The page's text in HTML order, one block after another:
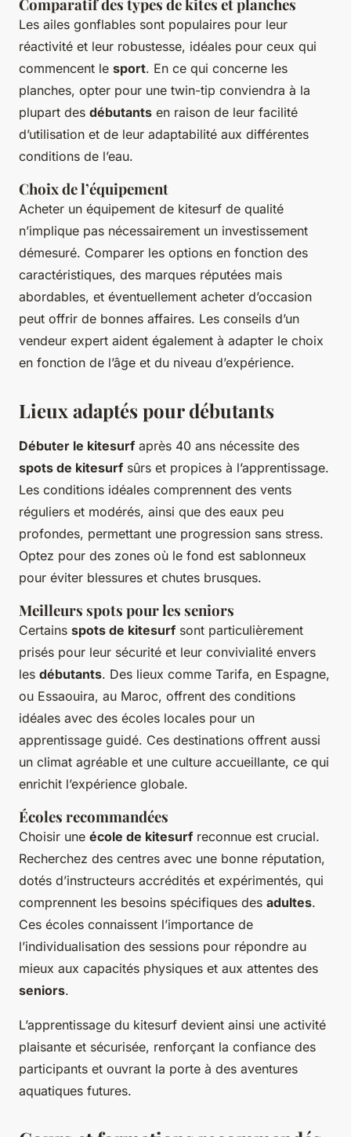
Comparatif des types de kites et planches
Les ailes gonflables sont populaires pour leur
réactivité et leur robustesse, idéales pour ceux qui
commencent le sport. En ce qui concerne les
planches, opter pour une twin-tip conviendra à la
plupart des débutants en raison de leur facilité
d’utilisation et de leur adaptabilité aux différentes
conditions de l’eau.
Choix de l’équipement
Acheter un équipement de kitesurf de qualité
n’implique pas nécessairement un investissement
démesuré. Comparer les options en fonction des
caractéristiques, des marques réputées mais
abordables, et éventuellement acheter d’occasion
peut offrir de bonnes affaires. Les conseils d’un
vendeur expert aident également à adapter le choix
en fonction de l’âge et du niveau d’expérience.
Lieux adaptés pour débutants
Débuter le kitesurf après 40 ans nécessite des
spots de kitesurf sûrs et propices à l’apprentissage.
Les conditions idéales comprennent des vents
réguliers et modérés, ainsi que des eaux peu
profondes, permettant une progression sans stress.
Optez pour des zones où le fond est sablonneux
pour éviter blessures et chutes brusques.
Meilleurs spots pour les seniors
Certains spots de kitesurf sont particulièrement
prisés pour leur sécurité et leur convivialité envers
les débutants. Des lieux comme Tarifa, en Espagne,
ou Essaouira, au Maroc, offrent des conditions
idéales avec des écoles locales pour un
apprentissage guidé. Ces destinations offrent aussi
un climat agréable et une culture accueillante, ce qui
enrichit l’expérience globale.
Écoles recommandées
Choisir une école de kitesurf reconnue est crucial.
Recherchez des centres avec une bonne réputation,
dotés d’instructeurs accrédités et expérimentés, qui
comprennent les besoins spécifiques des adultes.
Ces écoles connaissent l’importance de
l’individualisation des sessions pour répondre au
mieux aux capacités physiques et aux attentes des
seniors.
L’apprentissage du kitesurf devient ainsi une activité
plaisante et sécurisée, renforçant la confiance des
participants et ouvrant la porte à des aventures
aquatiques futures.